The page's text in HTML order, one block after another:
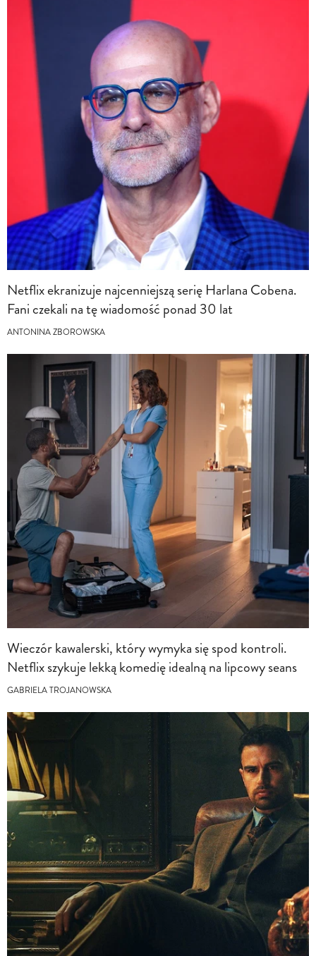
Netflix ekranizuje najcenniejszą serię Harlana Cobena.
Fani czekali na tę wiadomość ponad 30 lat
ANTONINA ZBOROWSKA
Wieczór kawalerski, który wymyka się spod kontroli.
Netflix szykuje lekką komedię idealną na lipcowy seans
GABRIELA TROJANOWSKA